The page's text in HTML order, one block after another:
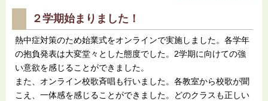
２学期始まりました！
熱中症対策のため始業式をオンラインで実施しました。各学年
の抱負発表は大変堂々とした態度でした。2学期に向けての強
い意欲を感じることができました。
また、オンライン校歌斉唱も行いました。各教室から校歌が聞
こえ、一体感を感じることができました。どのクラスも正しい